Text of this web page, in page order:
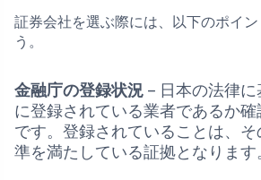
証券会社を選ぶ際には、以下のポイ
う。
金融庁の登録状況 – 日本の法律
に登録されている業者であるか
です。登録されていることは、
準を満たしている証拠となります